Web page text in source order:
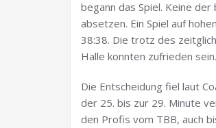
begann das Spiel. Keine
absetzen. Ein Spiel auf
38:38. Die trotz des
Halle konnten zufrieden sein.
Die Entscheidung fiel laut
der 25. bis zur 29. Minute
den Profis vom TBB, auch